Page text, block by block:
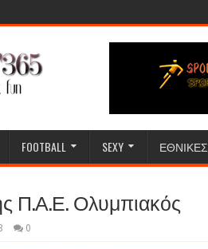
FOOTBALL SEXY ΕΘΝΙΚΕΣ
Π.Α.Ε. Ολυμπιακός
0